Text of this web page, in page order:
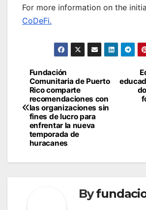
For more information on the
CoDeFi.
Post
navigation
Fundación
Comunitaria de Puerto
Rico comparte
recomendaciones con
las organizaciones sin
fines de lucro para
enfrentar la nueva
temporada de
huracanes
By